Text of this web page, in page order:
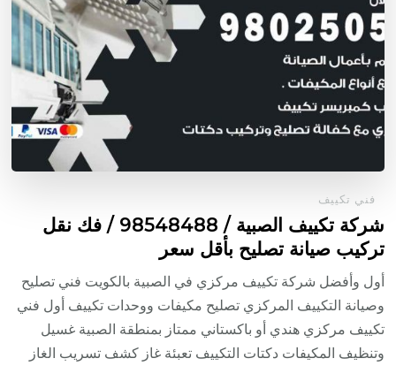
فني تكييف
شركة تكييف الصبية / 98548488 / فك نقل
تركيب صيانة تصليح بأقل سعر
أول وأفضل شركة تكييف مركزي في الصبية بالكويت فني تصليح
وصيانة التكييف المركزي تصليح مكيفات ووحدات تكييف أول فني
تكييف مركزي هندي أو باكستاني ممتاز بمنطقة الصبية غسيل
وتنظيف المكيفات دكتات التكييف تعبئة غاز كشف تسريب الغاز